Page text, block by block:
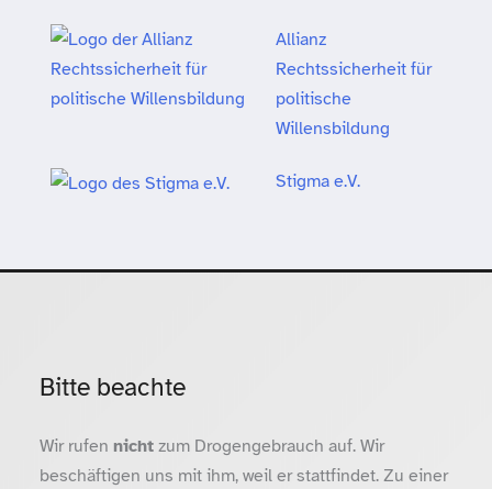
Allianz
Rechtssicherheit für
politische
Willensbildung
Stigma e.V.
Bitte beachte
Wir rufen nichtzum Drogengebrauch auf. Wir
beschäftigen uns mit ihm, weil er stattfindet. Zu einer